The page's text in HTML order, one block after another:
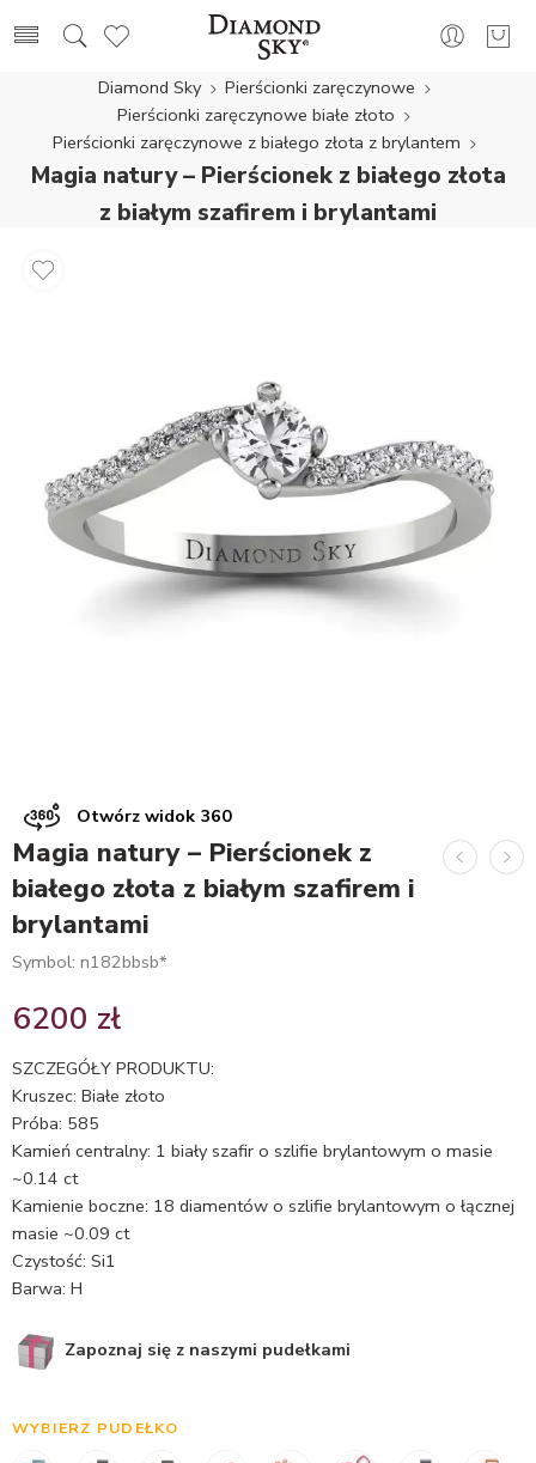
Diamond Sky
Pierścionki zaręczynowe
Pierścionki zaręczynowe białe złoto
Pierścionki zaręczynowe z białego złota z brylantem
Magia natury – Pierścionek z białego złota
z białym szafirem i brylantami
Otwórz widok 360
Magia natury – Pierścionek z
białego złota z białym szafirem i
brylantami
Symbol: n182bbsb*
6200 zł
SZCZEGÓŁY PRODUKTU:
Kruszec: Białe złoto
Próba: 585
Kamień centralny: 1 biały szafir o szlifie brylantowym o masie
~0.14 ct
Kamienie boczne: 18 diamentów o szlifie brylantowym o łącznej
masie ~0.09 ct
Czystość: Si1
Barwa: H
Zapoznaj się z naszymi pudełkami
WYBIERZ PUDEŁKO